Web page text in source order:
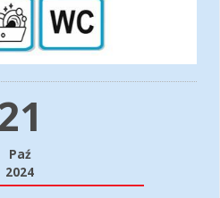
Paź
2024